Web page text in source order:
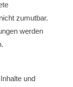
zumutbar.
werden
und